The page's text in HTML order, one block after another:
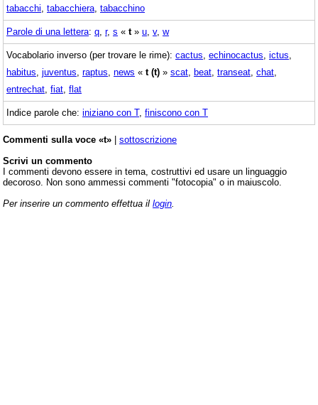
tabacchi tabacchiera tabacchino
Parole di una lettera: q r, s « t» u v, w
Vocabolario inverso (per trovare le rime): cactus echinocactus ictus
habitus juventus raptus news « t (t) » scat beat transeat chat
entrechat fiat flat
Indice parole che: iniziano con T, finiscono con T
Commenti sulla voce «t» | sottoscrizione
Scrivi un commento
I commenti devono essere in tema, costruttivi ed usare un linguaggio
decoroso. Non sono ammessi commenti "fotocopia" o in maiuscolo.
Per inserire un commento effettua il login